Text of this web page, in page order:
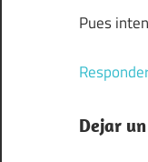
Pues
Dejar